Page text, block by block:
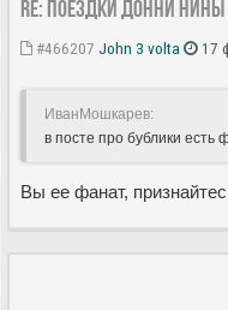
Re: Поездки Донни
#466207 John 3 volta 17
ИванМошкарев:
в посте про бублики есть
Вы ее фанат,